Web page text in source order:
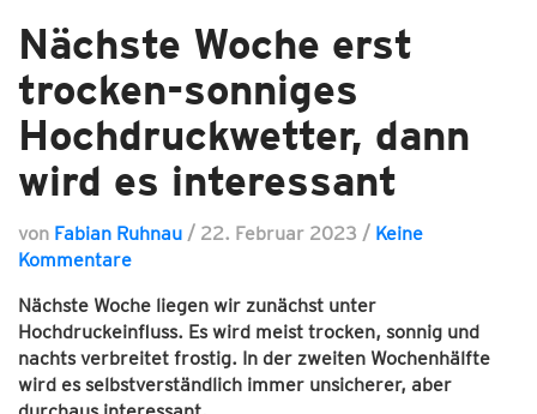
Nächste Woche erst
trocken-sonniges
Hochdruckwetter, dann
wird es interessant
von Fabian Ruhnau / 22. Februar 2023 / Keine
Kommentare
Nächste Woche liegen wir zunächst unter
Hochdruckeinfluss. Es wird meist trocken, sonnig und
nachts verbreitet frostig. In der zweiten Wochenhälfte
wird es selbstverständlich immer unsicherer, aber